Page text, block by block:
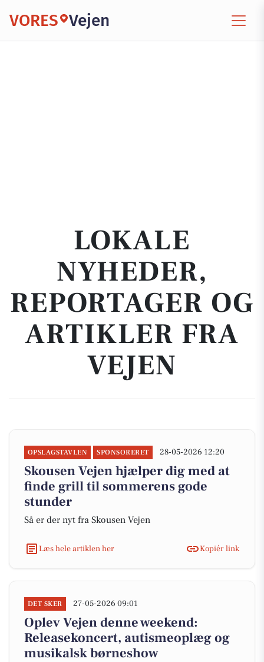
VORES Vejen
LOKALE
NYHEDER,
REPORTAGER OG
ARTIKLER FRA
VEJEN
OPSLAGSTAVLEN SPONSORERET 28-05-2026 12:20
Skousen Vejen hjælper dig med at
finde grill til sommerens gode
stunder
Så er der nyt fra Skousen Vejen
Læs hele artiklen her Kopiér link
DET SKER 27-05-2026 09:01
Oplev Vejen denne weekend:
Releasekoncert, autismeoplæg og
musikalsk børneshow